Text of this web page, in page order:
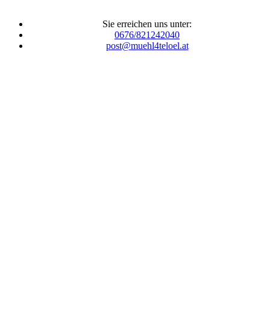
Sie erreichen uns unter:
0676/821242040
post@muehl4teloel.at